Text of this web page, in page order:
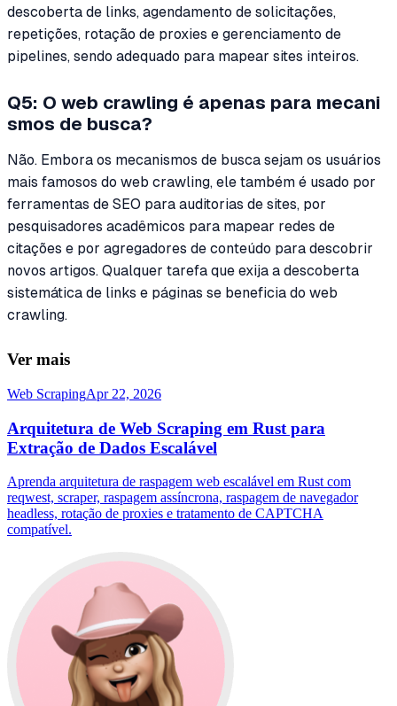
descoberta de links, agendamento de solicitações,
repetições, rotação de proxies e gerenciamento de
pipelines, sendo adequado para mapear sites inteiros.
Q5: O web crawling é apenas para mecani
smos de busca?
Não. Embora os mecanismos de busca sejam os usuários
mais famosos do web crawling, ele também é usado por
ferramentas de SEO para auditorias de sites, por
pesquisadores acadêmicos para mapear redes de
citações e por agregadores de conteúdo para descobrir
novos artigos. Qualquer tarefa que exija a descoberta
sistemática de links e páginas se beneficia do web
crawling.
Ver mais
Web ScrapingApr 22, 2026
Arquitetura de Web Scraping em Rust para
Extração de Dados Escalável
Aprenda arquitetura de raspagem web escalável em Rust com
reqwest, scraper, raspagem assíncrona, raspagem de navegador
headless, rotação de proxies e tratamento de CAPTCHA
compatível.